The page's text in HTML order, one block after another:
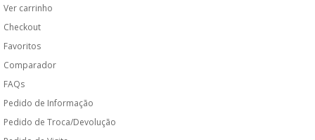
Ver carrinho
Checkout
Favoritos
Comparador
FAQs
Pedido de Informação
Pedido de Troca/Devolução